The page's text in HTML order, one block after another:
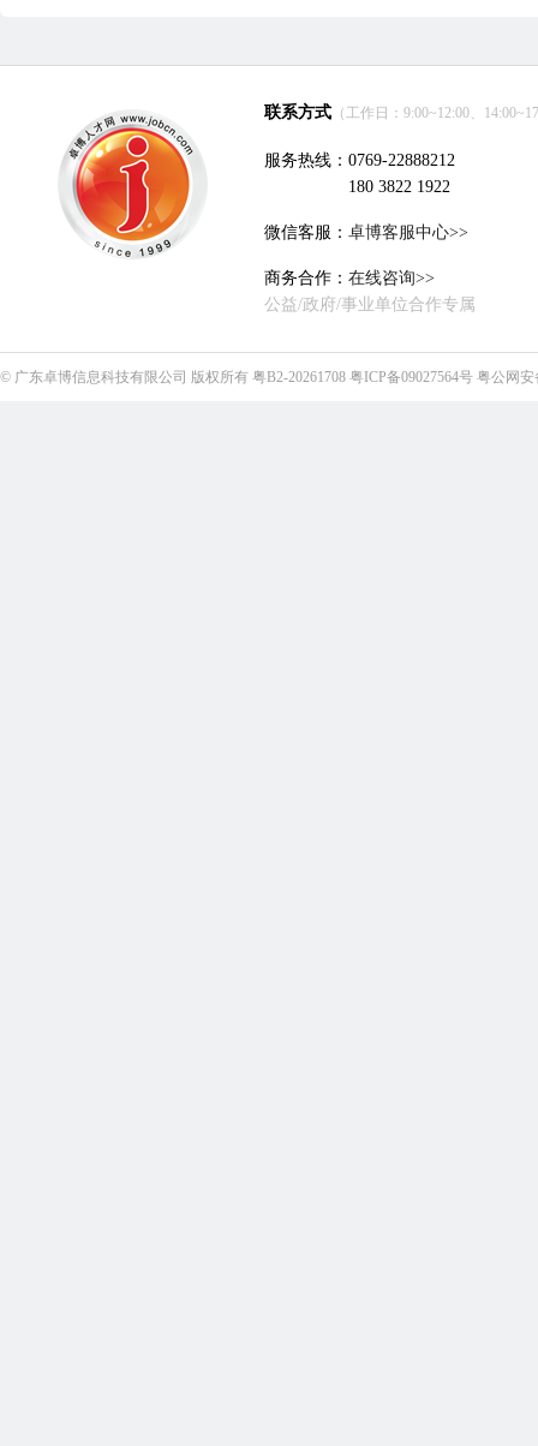
联系方式 （工作日：9:00~12:00、
服务热线：0769-22888212
180 3822 1922
微信客服： 卓博客服中心>>
商务合作： 在线咨询>>
公益/政府/事业单位合作专属
© 广东卓博信息科技有限公司 版权所有 粤B2-20261708 粤ICP备09027564号 粤公网安